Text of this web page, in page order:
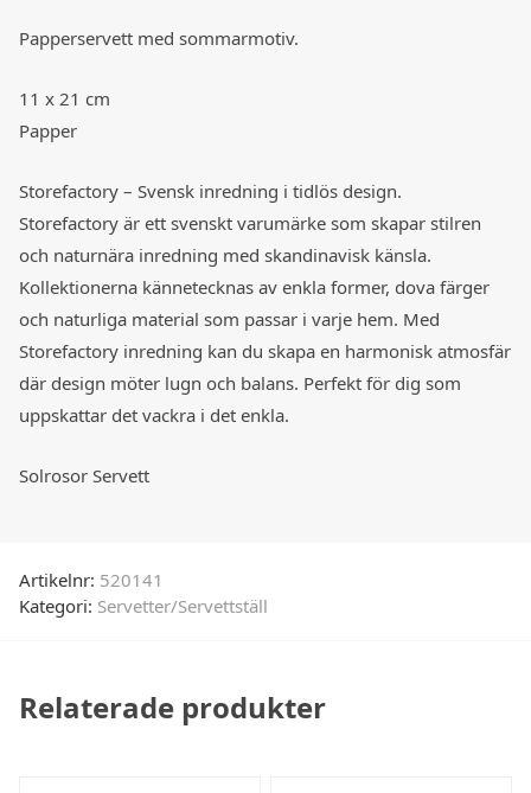
Papperservett med sommarmotiv.
11 x 21 cm
Papper
Storefactory – Svensk inredning i tidlös design.
Storefactory är ett svenskt varumärke som skapar stilren
och naturnära inredning med skandinavisk känsla.
Kollektionerna kännetecknas av enkla former, dova färger
och naturliga material som passar i varje hem. Med
Storefactory inredning kan du skapa en harmonisk atmosfär
där design möter lugn och balans. Perfekt för dig som
uppskattar det vackra i det enkla.
Solrosor Servett
Artikelnr: 520141
Kategori: Servetter/Servettställ
Relaterade produkter